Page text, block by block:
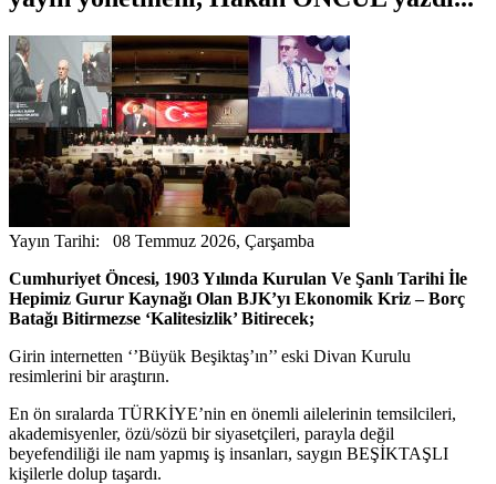
Yayın Tarihi: 08 Temmuz 2026, Çarşamba
Cumhuriyet Öncesi, 1903 Yılında Kurulan Ve Şanlı Tarihi İle
Hepimiz Gurur Kaynağı Olan BJK’yı Ekonomik Kriz – Borç
Batağı Bitirmezse ‘Kalitesizlik’ Bitirecek;
Girin internetten ‘’Büyük Beşiktaş’ın’’ eski Divan Kurulu
resimlerini bir araştırın.
En ön sıralarda TÜRKİYE’nin en önemli ailelerinin temsilcileri,
akademisyenler, özü/sözü bir siyasetçileri, parayla değil
beyefendiliği ile nam yapmış iş insanları, saygın BEŞİKTAŞLI
kişilerle dolup taşardı.